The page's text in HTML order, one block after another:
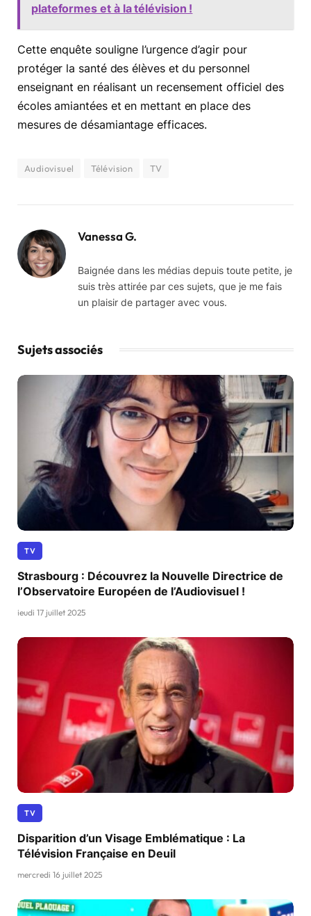
plateformes et à la télévision !
Cette enquête souligne l’urgence d’agir pour
protéger la santé des élèves et du personnel
enseignant en réalisant un recensement officiel des
écoles amiantées et en mettant en place des
mesures de désamiantage efficaces.
Audiovisuel Télévision TV
Vanessa G.
Baignée dans les médias depuis toute petite, je
suis très attirée par ces sujets, que je me fais
un plaisir de partager avec vous.
Sujets associés
TV
Strasbourg : Découvrez la Nouvelle Directrice de
l’Observatoire Européen de l’Audiovisuel !
jeudi 17 juillet 2025
TV
Disparition d’un Visage Emblématique : La
Télévision Française en Deuil
mercredi 16 juillet 2025